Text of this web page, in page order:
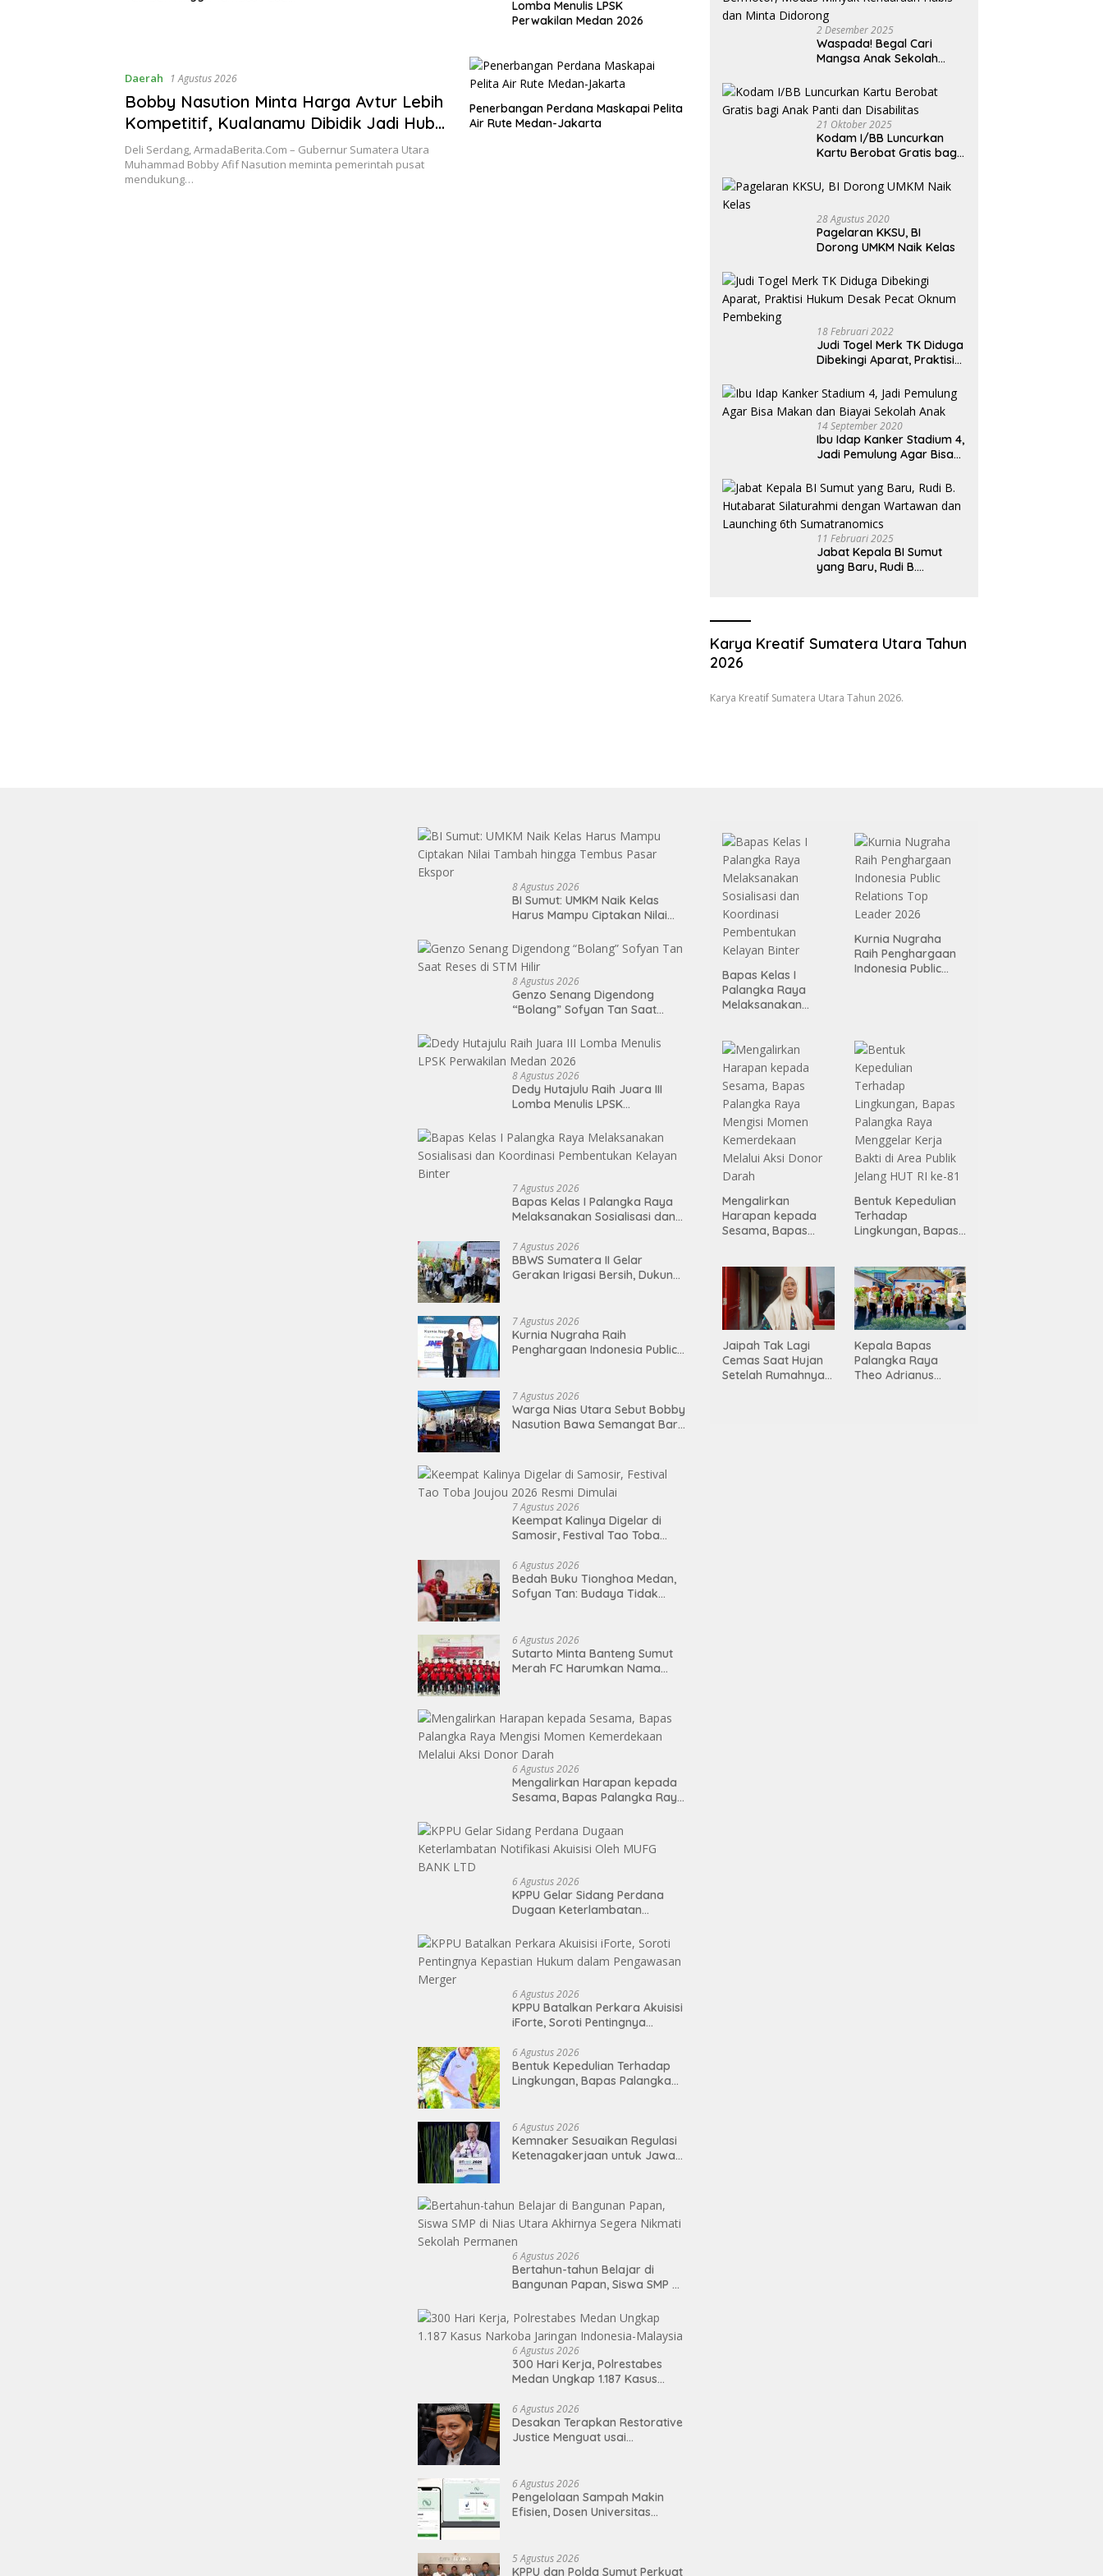
Melaksanakan Sosialisasi dan
Koordinasi Pembentukan
Lahan di Sei Ular
Daerah 1 Agustus 2026
Bobby Nasution Minta Harga Avtur Lebih
Kompetitif, Kualanamu Dibidik Jadi Hub
Aviasi Indonesia Barat
Deli Serdang, ArmadaBerita.Com – Gubernur Sumatera Utara
Muhammad Bobby Afif Nasution meminta pemerintah pusat
mendukung…
Penerbangan Perdana Maskapai Pelita
Air Rute Medan-Jakarta
2 Desember 2025
Waspada! Begal Cari
Mangsa Anak Sekolah
Kendaraan Habis dan
Minta Didorong
21 Oktober 2025
Kodam I/BB Luncurkan
Kartu Berobat Gratis bagi
28 Agustus 2020
Pagelaran KKSU, BI
Dorong UMKM Naik Kelas
18 Februari 2022
Judi Togel Merk TK Diduga
Dibekingi Aparat, Praktisi
Oknum Pembeking
14 September 2020
Ibu Idap Kanker Stadium 4,
Jadi Pemulung Agar Bisa
Anak
11 Februari 2025
Jabat Kepala BI Sumut
yang Baru, Rudi B.
Karya Kreatif Sumatera Utara Tahun
2026
Karya Kreatif Sumatera Utara Tahun 2026.
8 Agustus 2026
BI Sumut: UMKM Naik Kelas
Harus Mampu Ciptakan Nilai
Ekspor
8 Agustus 2026
Genzo Senang Digendong
“Bolang” Sofyan Tan Saat
8 Agustus 2026
Dedy Hutajulu Raih Juara III
Lomba Menulis LPSK
7 Agustus 2026
Bapas Kelas I Palangka Raya
Melaksanakan Sosialisasi dan
Kelayan Binter
7 Agustus 2026
BBWS Sumatera II Gelar
Gerakan Irigasi Bersih, Dukung
7 Agustus 2026
Kurnia Nugraha Raih
Penghargaan Indonesia Public
7 Agustus 2026
Warga Nias Utara Sebut Bobby
Nasution Bawa Semangat Baru
7 Agustus 2026
Keempat Kalinya Digelar di
Samosir, Festival Tao Toba
6 Agustus 2026
Bedah Buku Tionghoa Medan,
Sofyan Tan: Budaya Tidak
6 Agustus 2026
Sutarto Minta Banteng Sumut
Merah FC Harumkan Nama
6 Agustus 2026
Mengalirkan Harapan kepada
Sesama, Bapas Palangka Raya
Melalui Aksi Donor Darah
6 Agustus 2026
KPPU Gelar Sidang Perdana
Dugaan Keterlambatan
BANK LTD
6 Agustus 2026
KPPU Batalkan Perkara Akuisisi
iForte, Soroti Pentingnya
Pengawasan Merger
6 Agustus 2026
Bentuk Kepedulian Terhadap
Lingkungan, Bapas Palangka
6 Agustus 2026
Kemnaker Sesuaikan Regulasi
Ketenagakerjaan untuk Jawab
6 Agustus 2026
Bertahun-tahun Belajar di
Bangunan Papan, Siswa SMP di
Nikmati Sekolah Permanen
6 Agustus 2026
300 Hari Kerja, Polrestabes
Medan Ungkap 1.187 Kasus
Malaysia
6 Agustus 2026
Desakan Terapkan Restorative
Justice Menguat usai
6 Agustus 2026
Pengelolaan Sampah Makin
Efisien, Dosen Universitas
5 Agustus 2026
KPPU dan Polda Sumut Perkuat
Bapas Kelas I
Palangka Raya
Melaksanakan
Pembentukan
Kelayan Binter
Kurnia Nugraha
Raih Penghargaan
Indonesia Public
Mengalirkan
Harapan kepada
Sesama, Bapas
Kemerdekaan
Melalui Aksi Donor
Darah
Bentuk Kepedulian
Terhadap
Lingkungan, Bapas
Bakti di Area Publik
Jelang HUT RI ke-81
Jaipah Tak Lagi
Cemas Saat Hujan
Setelah Rumahnya
Kepala Bapas
Palangka Raya
Theo Adrianus